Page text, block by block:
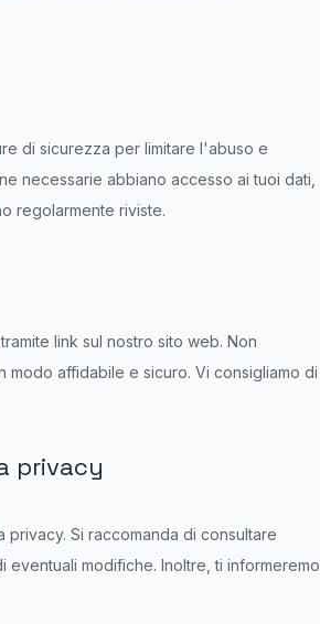
di sicurezza per limitare l'abuso e
necessarie abbiano accesso ai tuoi dati,
regolarmente riviste.
link sul nostro sito web. Non
affidabile e sicuro. Vi consigliamo di
privacy
Si raccomanda di consultare
modifiche. Inoltre, ti informeremo